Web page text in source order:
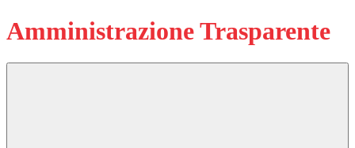
Amministrazione Trasparente